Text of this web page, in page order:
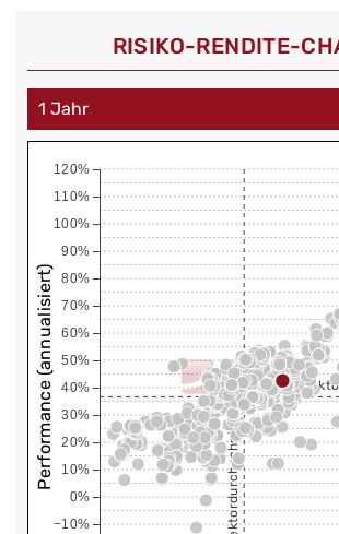
RISIKO-RENDITE-
−10%
0%
10%
20%
30%
40%
50%
60%
70%
80%
90%
100%
110%
120%
Sektordurchschnitt
Performance (annualisiert)